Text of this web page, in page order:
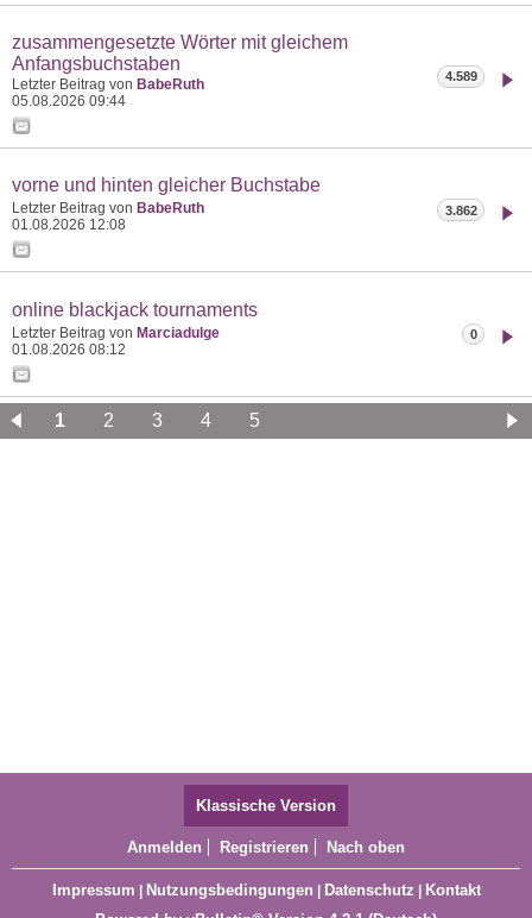
zusammengesetzte Wörter mit gleichem
Anfangsbuchstaben
Letzter Beitrag von BabeRuth
05.08.2026 09:44
4.589
vorne und hinten gleicher Buchstabe
Letzter Beitrag von BabeRuth
01.08.2026 12:08
3.862
online blackjack tournaments
Letzter Beitrag von Marciadulge
01.08.2026 08:12
0
1 2 3 4 5
Klassische Version
Anmelden Registrieren Nach oben
Impressum | Nutzungsbedingungen | Datenschutz | Kontakt